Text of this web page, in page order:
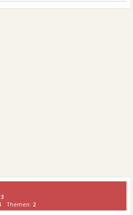
Themen: 2